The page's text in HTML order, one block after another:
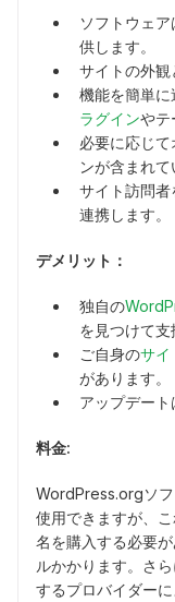
ソフトウェ
供します。
サイトの外観
機能を簡単に
ラグインやテ
必要に応じ
ンが含まれて
サイト訪問
連携します。
デメリット：
独自の
を見つけて支
ご自身のサイ
があります。
アップデート
料金:
WordPress.orgソ
使用できますが、
名を購入する必要
ルかかります。さ
するプロバイダー